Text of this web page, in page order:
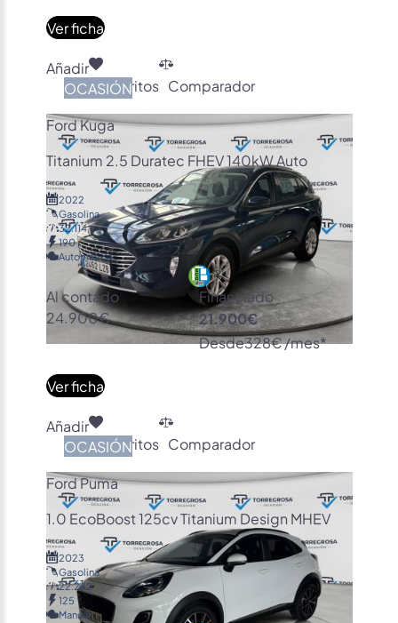
Ver ficha
Añadir
Favoritos Comparador
OCASIÓN
Ford Kuga
Titanium 2.5 Duratec FHEV 140kW Auto
2022
Gasolina
32.114
190
Automática
Al contado
24.900€
Financiado
21.900€
Desde328€ /mes*
Ver ficha
Añadir
Favoritos Comparador
OCASIÓN
Ford Puma
1.0 EcoBoost 125cv Titanium Design MHEV
2023
Gasolina
22.242
125
Manual